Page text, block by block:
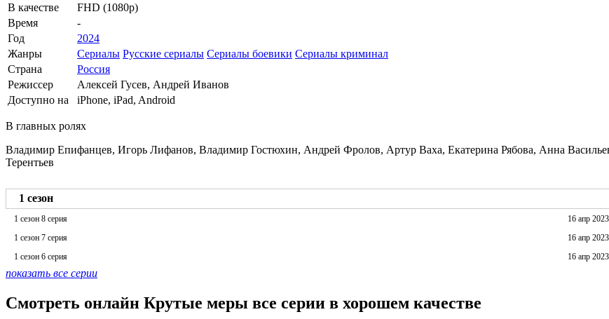
В качестве
FHD (1080p)
Время
-
Год
2024
Жанры
Сериалы Русские сериалы Сериалы боевики Сериалы криминал
Страна
Россия
Режиссер
Алексей Гусев, Андрей Иванов
Доступно на
iPhone, iPad, Android
В главных ролях
Владимир Епифанцев, Игорь Лифанов, Владимир Гостюхин, Андрей Фролов, Артур Ваха, Екатерина Рябова, Анна
Терентьев
1 сезон
1 сезон 8 серия
16 апр
1 сезон 7 серия
16 апр
1 сезон 6 серия
16 апр
показать все серии
Смотреть онлайн Крутые меры все серии в хорошем качестве